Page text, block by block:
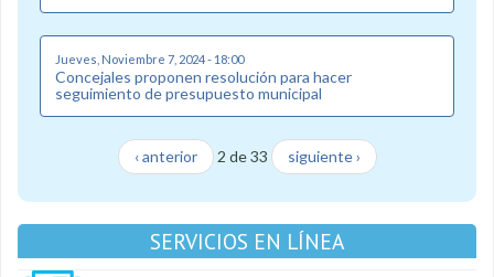
Jueves, Noviembre 7, 2024 - 18:00
Concejales proponen resolución para hacer
seguimiento de presupuesto municipal
‹ anterior 2 de 33 siguiente ›
SERVICIOS EN LÍNEA